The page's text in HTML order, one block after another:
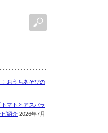
おうちあそびの
マトとアスパラ
ピ紹介 2026年7月